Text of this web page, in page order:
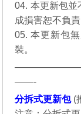
04. 本更新包並
成損害恕不負責
05. 本更新包
裝。
——-
分拆式更新包(